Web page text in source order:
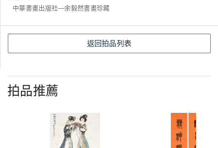
中華書畫出版社―余毅然書畫珍藏
返回拍品列表
拍品推薦